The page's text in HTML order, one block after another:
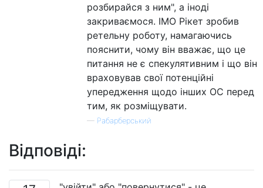
розбирайся з ним", а іноді
закриваємося. ІМО Рікет зробив
ретельну роботу, намагаючись
пояснити, чому він вважає, що це
питання не є спекулятивним і що він
враховував свої потенційні
упередження щодо інших ОС перед
тим, як розміщувати.
— Рабарберський
Відповіді: